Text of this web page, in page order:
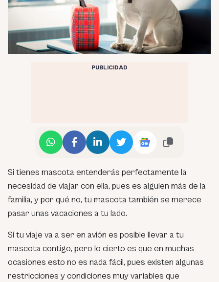
PUBLICIDAD
Si tienes mascota entenderás perfectamente la
necesidad de viajar con ella, pues es alguien más de la
familia, y por qué no, tu mascota también se merece
pasar unas vacaciones a tu lado.
Si tu viaje va a ser en avión es posible llevar a tu
mascota contigo, pero lo cierto es que en muchas
ocasiones esto no es nada fácil, pues existen algunas
restricciones y condiciones muy variables que